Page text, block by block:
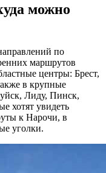
можно
по
маршрутов
центры: Брест,
в крупные
Лиду, Пинск,
хотят увидеть
к Нарочи, в
уголки.